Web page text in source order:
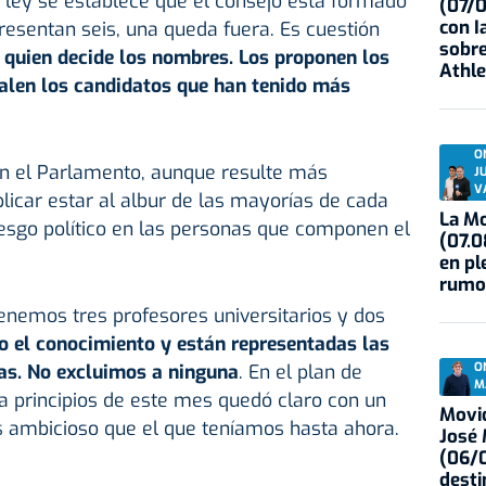
seis, una queda fuera. Es cuestión
decide los nombres. Los proponen los
los candidatos que han tenido más
el Parlamento, aunque resulte más
estar al albur de las mayorías de cada
político en las personas que componen el
tres profesores universitarios y dos
el conocimiento y están representadas las
No excluimos a ninguna. En el plan de
principios de este mes quedó claro con un
que el que teníamos hasta ahora.
(07/
con
La
en
José
(06/